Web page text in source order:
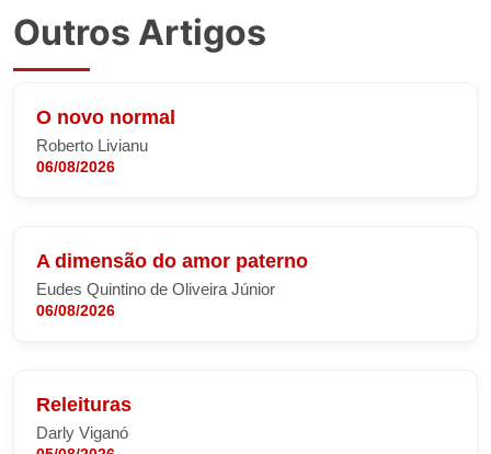
Outros Artigos
O novo normal
Roberto Livianu
06/08/2026
A dimensão do amor paterno
Eudes Quintino de Oliveira Júnior
06/08/2026
Releituras
Darly Viganó